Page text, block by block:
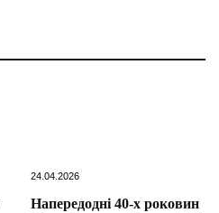
24.04.2026
Напередодні 40-х роковин